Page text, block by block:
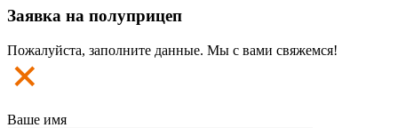
Заявка на полуприцеп
Пожалуйста, заполните данные. Мы с вами свяжемся!
Ваше имя